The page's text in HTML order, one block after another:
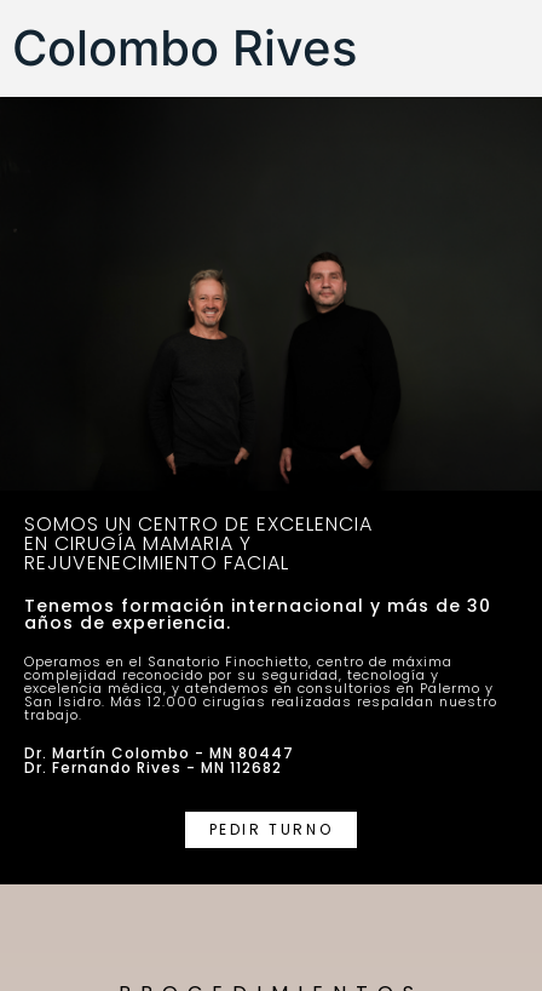
Colombo Rives
SOMOS UN CENTRO DE EXCELENCIA
EN CIRUGÍA MAMARIA Y
REJUVENECIMIENTO FACIAL
Tenemos formación internacional y más de 30
años de experiencia.
Operamos en el Sanatorio Finochietto, centro de máxima
complejidad reconocido por su seguridad, tecnología y
excelencia médica, y atendemos en consultorios en Palermo y
San Isidro. Más 12.000 cirugías realizadas respaldan nuestro
trabajo.
Dr. Martín Colombo - MN 80447
Dr. Fernando Rives - MN 112682
PEDIR TURNO